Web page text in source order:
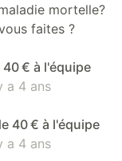
mortelle?
faites ?
€ à l'équipe
4 ans
40 € à l'équipe
4 ans